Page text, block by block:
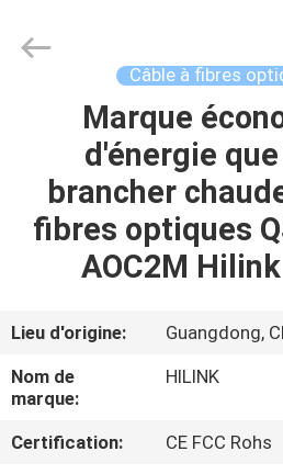
MAISON
PRODUITS
À
PROPOS
DE
NOUS
HiLink
Technology
Câble à fibres
Marque
d'énergie
brancher
fibres optiques
AOC2M
Lieu d'origine:
Guangdong,
Nom de
marque:
HILINK
Certification:
CE FCC Rohs